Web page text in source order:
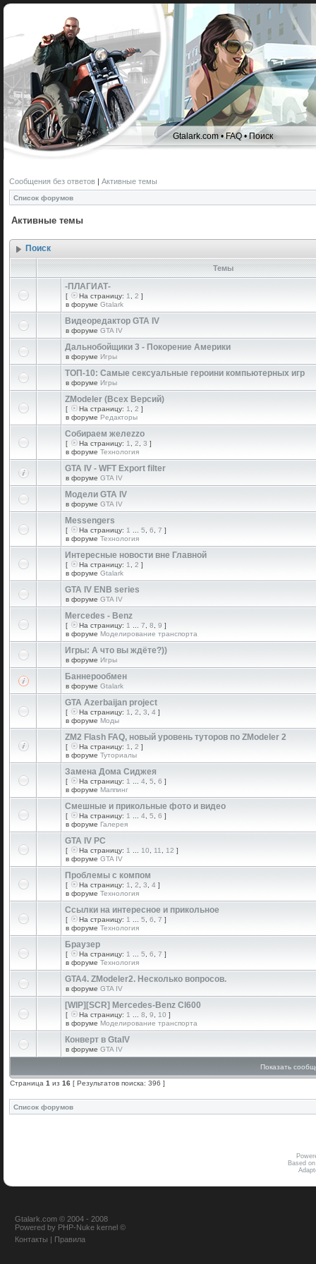
Gtalark.com •FAQ•Поиск
Сообщения без ответов | Активные темы
Список форумов
Активные темы
Поиск
Темы
-ПЛАГИАТ-
[ На страницу: 1 2 ]
в форуме Gtalark
Видеоредактор GTA IV
в форуме GTA IV
Дальнобойщики 3 - Покорение Америки
в форуме Игры
ТОП-10: Самые сексуальные героини компьютерных игр
в форуме Игры
ZModeler (Всех Версий)
[ На страницу: 1 2 ]
в форуме Редакторы
Собираем желеzzо
[ На страницу: 1 2 3 ]
в форуме Технология
GTA IV - WFT Export filter
в форуме GTA IV
Модели GTA IV
в форуме GTA IV
Messengers
[ На страницу: 1 5 6 7 ]
в форуме Технология
Интересные новости вне Главной
[ На страницу: 1 2 ]
в форуме Gtalark
GTA IV ENB series
в форуме GTA IV
Mercedes - Benz
[ На страницу: 1 7 8 9 ]
в форуме Моделирование транспорта
Игры: А что вы ждёте?))
в форуме Игры
Баннерообмен
в форуме Gtalark
GTA Azerbaijan project
[ На страницу: 1 2 3 4 ]
в форуме Моды
ZM2 Flash FAQ, новый уровень туторов по ZModeler 2
[ На страницу: 1 2 ]
в форуме Туториалы
Замена Дома Сиджея
[ На страницу: 1 4 5 6 ]
в форуме Маппинг
Смешные и прикольные фото и видео
[ На страницу: 1 4 5 6 ]
в форуме Галерея
GTA IV PC
[ На страницу: 1 10 11 12 ]
в форуме GTA IV
Проблемы с компом
[ На страницу: 1 2 3 4 ]
в форуме Технология
Ссылки на интересное и прикольное
[ На страницу: 1 5 6 7 ]
в форуме Технология
Браузер
[ На страницу: 1 5 6 7 ]
в форуме Технология
GTA4. ZModeler2. Несколько вопросов.
в форуме GTA IV
[WIP][SCR] Mercedes-Benz Cl600
[ На страницу: 1 8 9 10 ]
в форуме Моделирование транспорта
Конверт в GtaIV
в форуме GTA IV
Показать
Страница 1 из 16 [ Результатов поиска: 396 ]
Список форумов
Based
Gtalark.com © 2004 - 2008
Powered by PHP-Nuke kernel ©
Контакты | Правила